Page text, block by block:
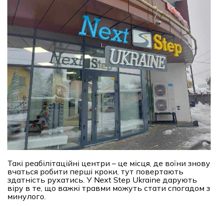
Такі реабілітаційні центри – це місця, де воїни знову
вчаться робити перші кроки, тут повертають
здатність рухатись. У Next Step Ukraine дарують
віру в те, що важкі травми можуть стати спогадом з
минулого.